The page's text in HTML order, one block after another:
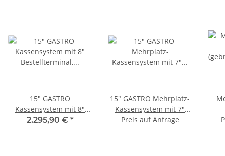
15" GASTRO
Kassensystem mit 8"
Bestellterminal,
2.295,90 € *
15" GASTRO Mehrplatz-
Kassensystem mit 7"
Bestellterminal,
Preis auf Anfrage